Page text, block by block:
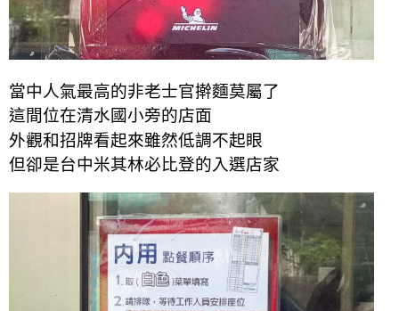
當中人氣最高的非老士官擀麵莫屬了
這間位在清水國小旁的店面
外觀和招牌看起來雖然低調不起眼
但卻是台中米其林必比登的入選店家